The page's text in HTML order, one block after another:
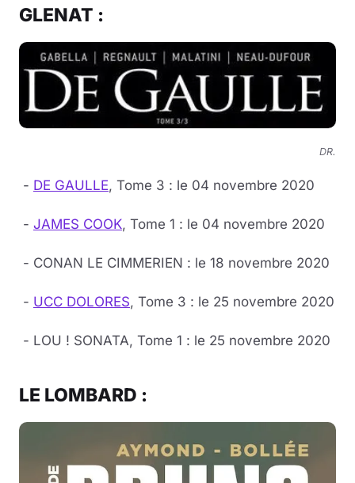
GLENAT :
DR.
- DE GAULLE, Tome 3 : le 04 novembre 2020
- JAMES COOK, Tome 1 : le 04 novembre 2020
- CONAN LE CIMMERIEN : le 18 novembre 2020
- UCC DOLORES, Tome 3 : le 25 novembre 2020
- LOU ! SONATA, Tome 1 : le 25 novembre 2020
LE LOMBARD :